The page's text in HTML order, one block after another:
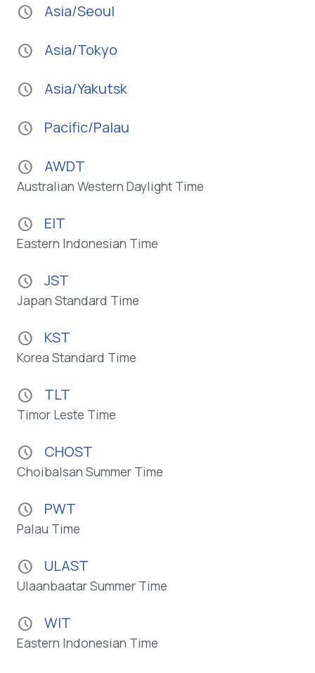
schedule Asia/Seoul
schedule Asia/Tokyo
schedule Asia/Yakutsk
schedule Pacific/Palau
schedule AWDT
Australian Western Daylight Time
schedule EIT
Eastern Indonesian Time
schedule JST
Japan Standard Time
schedule KST
Korea Standard Time
schedule TLT
Timor Leste Time
schedule CHOST
Choibalsan Summer Time
schedule PWT
Palau Time
schedule ULAST
Ulaanbaatar Summer Time
schedule WIT
Eastern Indonesian Time